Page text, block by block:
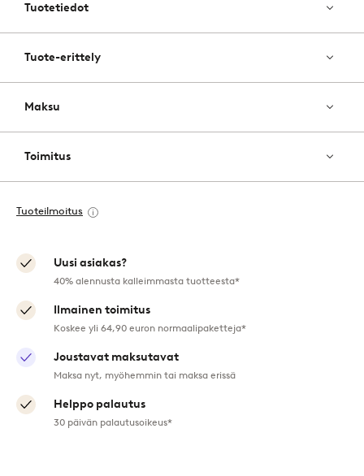
Tuotetiedot
Tuote-erittely
Maksu
Toimitus
Tuoteilmoitus
Uusi asiakas?
40% alennusta kalleimmasta tuotteesta*
Ilmainen toimitus
Koskee yli 64,90 euron normaalipaketteja*
Joustavat maksutavat
Maksa nyt, myöhemmin tai maksa erissä
Helppo palautus
30 päivän palautusoikeus*